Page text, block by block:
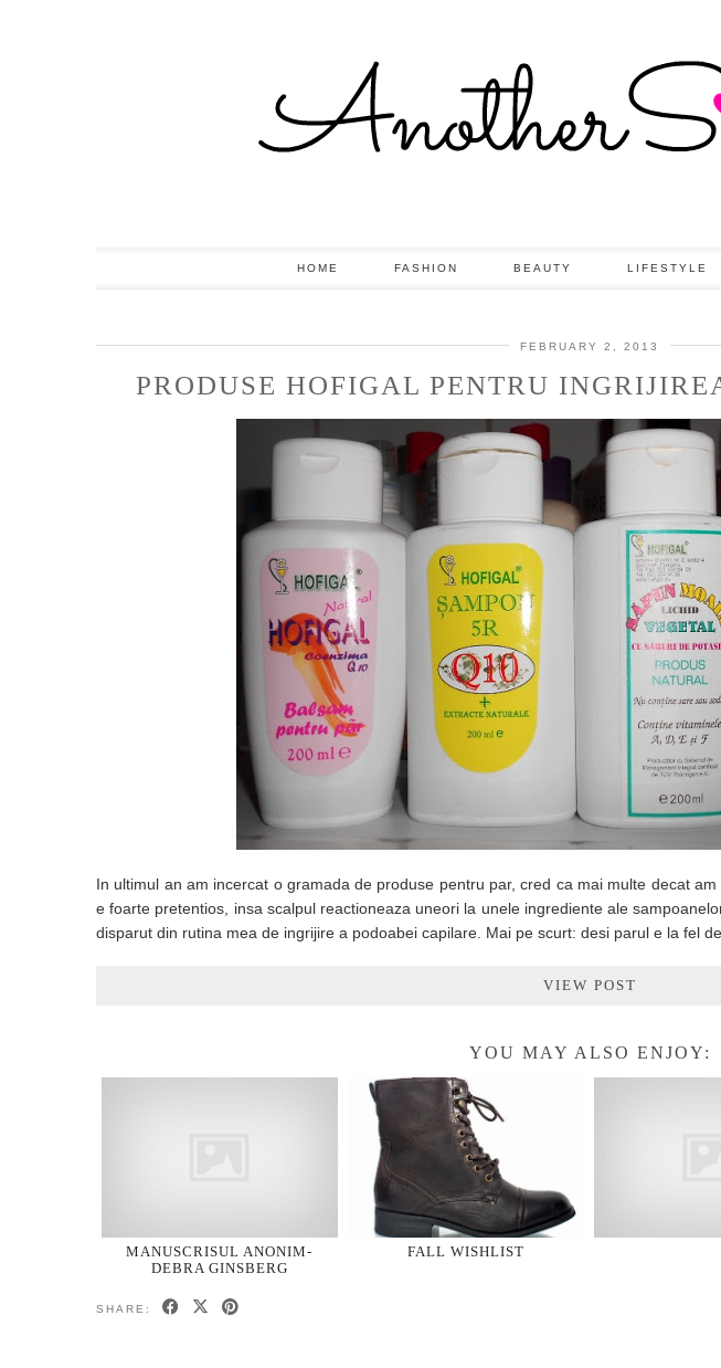
HOME FASHION BEAUTY LIFESTYLE
FEBRUARY 2, 2013
PRODUSE HOFIGAL PENTRU
In ultimul an am incercat o gramada de produse pentru par, cred ca mai multe decat
e foarte pretentios, insa scalpul reactioneaza uneori la unele ingrediente ale
disparut din rutina mea de ingrijire a podoabei capilare. Mai pe scurt: desi parul e la fel
VIEW POST
YOU MAY ALSO ENJOY:
MANUSCRISUL ANONIM-
DEBRA GINSBERG
FALL WISHLIST
SHARE: